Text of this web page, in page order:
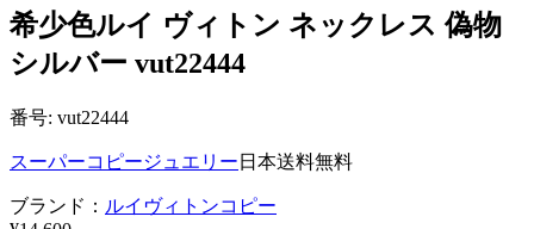
希少色ルイ ヴィトン ネックレス 偽物
シルバー vut22444
番号: vut22444
スーパーコピージュエリー 日本送料無料
ブランド： ルイヴィトンコピー